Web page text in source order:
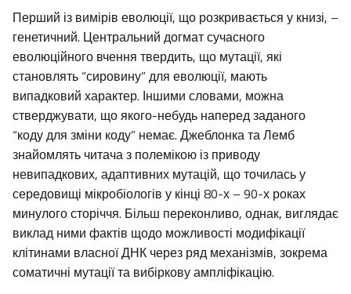
Перший із вимірів еволюції, що розкривається у книзі, –
генетичний. Центральний догмат сучасного
еволюційного вчення твердить, що мутації, які
становлять “сировину” для еволюції, мають
випадковий характер. Іншими словами, можна
стверджувати, що якого-небудь наперед заданого
“коду для зміни коду” немає. Джеблонка та Лемб
знайомлять читача з полемікою із приводу
невипадкових, адаптивних мутацій, що точилась у
середовищі мікробіологів у кінці 80-х – 90-х роках
минулого сторіччя. Більш переконливо, однак, виглядає
виклад ними фактів щодо можливості модифікації
клітинами власної ДНК через ряд механізмів, зокрема
соматичні мутації та вибіркову ампліфікацію.